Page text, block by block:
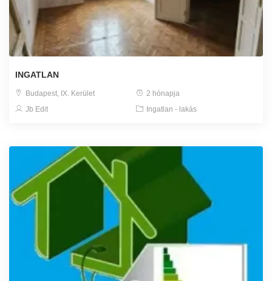
INGATLAN
Budapest, IX. Kerület
2 hónapja
Jb Edit
Ingatlan - lakás